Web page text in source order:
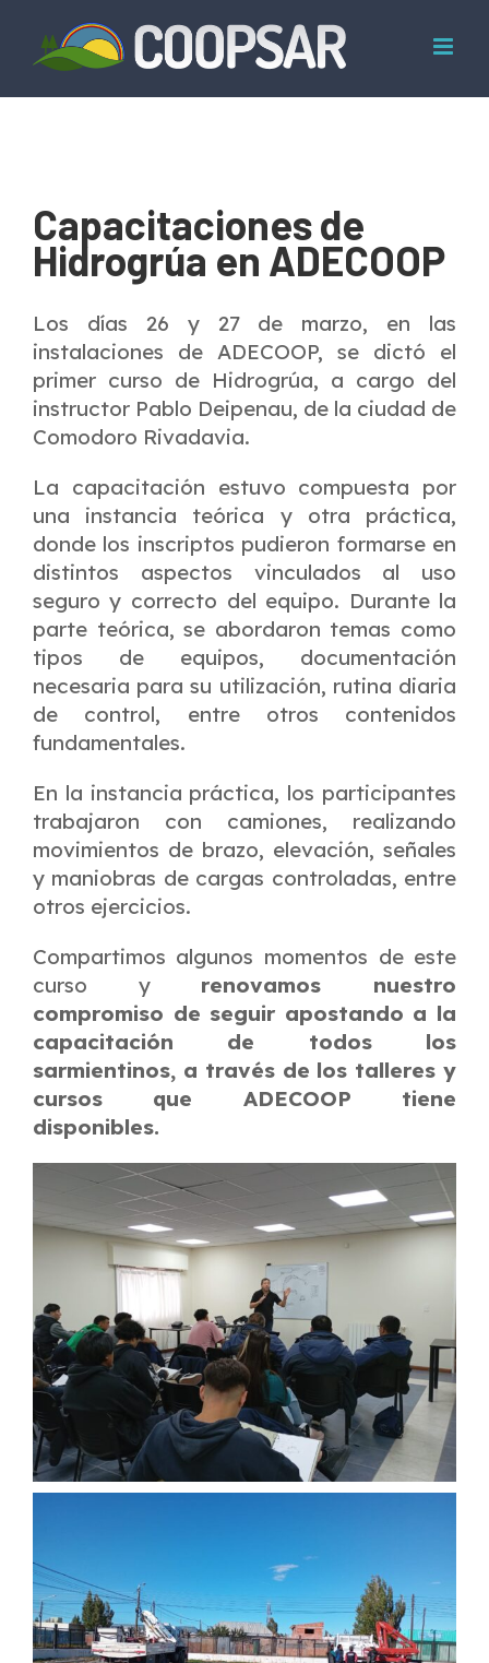
content
Capacitaciones de
Hidrogrúa en ADECOOP
Los días 26 y 27 de marzo, en las
instalaciones de ADECOOP, se dictó el
primer curso de Hidrogrúa, a cargo del
instructor Pablo Deipenau, de la ciudad de
Comodoro Rivadavia.
La capacitación estuvo compuesta por
una instancia teórica y otra práctica,
donde los inscriptos pudieron formarse en
distintos aspectos vinculados al uso
seguro y correcto del equipo. Durante la
parte teórica, se abordaron temas como
tipos de equipos, documentación
necesaria para su utilización, rutina diaria
de control, entre otros contenidos
fundamentales.
En la instancia práctica, los participantes
trabajaron con camiones, realizando
movimientos de brazo, elevación, señales
y maniobras de cargas controladas, entre
otros ejercicios.
Compartimos algunos momentos de este
curso y renovamos nuestro
compromiso de seguir apostando a la
capacitación de todos los
sarmientinos, a través de los talleres y
cursos que ADECOOP tiene
disponibles.